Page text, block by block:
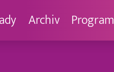
Archiv Program